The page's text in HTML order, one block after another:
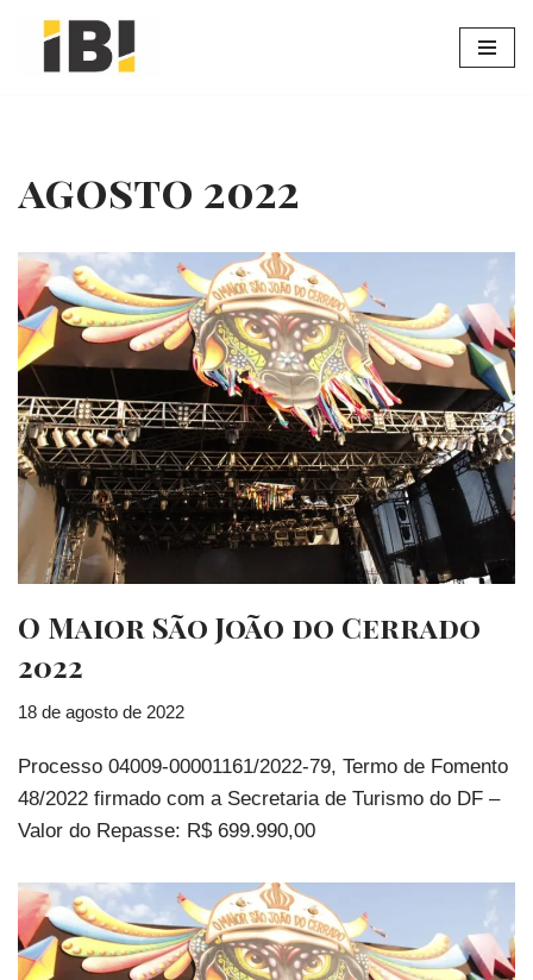
Pular
agosto 2022
O Maior São João do Cerrado
2022
18 de agosto de 2022
Processo 04009-00001161/2022-79, Termo de Fomento
48/2022 firmado com a Secretaria de Turismo do DF –
Valor do Repasse: R$ 699.990,00